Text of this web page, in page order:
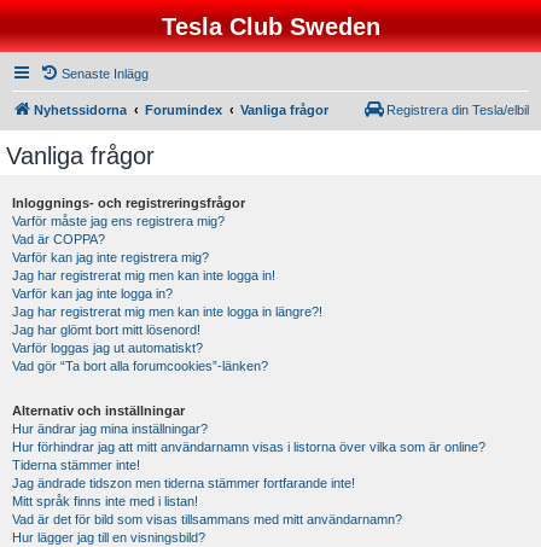
Tesla Club Sweden
Senaste Inlägg
Nyhetssidorna Forumindex Vanliga frågor Registrera din Tesla/elbil
Vanliga frågor
Inloggnings- och registreringsfrågor
Varför måste jag ens registrera mig?
Vad är COPPA?
Varför kan jag inte registrera mig?
Jag har registrerat mig men kan inte logga in!
Varför kan jag inte logga in?
Jag har registrerat mig men kan inte logga in längre?!
Jag har glömt bort mitt lösenord!
Varför loggas jag ut automatiskt?
Vad gör “Ta bort alla forumcookies”-länken?
Alternativ och inställningar
Hur ändrar jag mina inställningar?
Hur förhindrar jag att mitt användarnamn visas i listorna över vilka som är online?
Tiderna stämmer inte!
Jag ändrade tidszon men tiderna stämmer fortfarande inte!
Mitt språk finns inte med i listan!
Vad är det för bild som visas tillsammans med mitt användarnamn?
Hur lägger jag till en visningsbild?